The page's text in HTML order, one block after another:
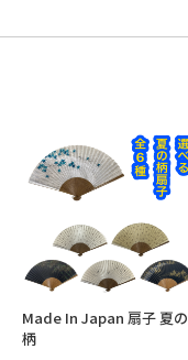
Made In Japan 扇子 夏の
柄